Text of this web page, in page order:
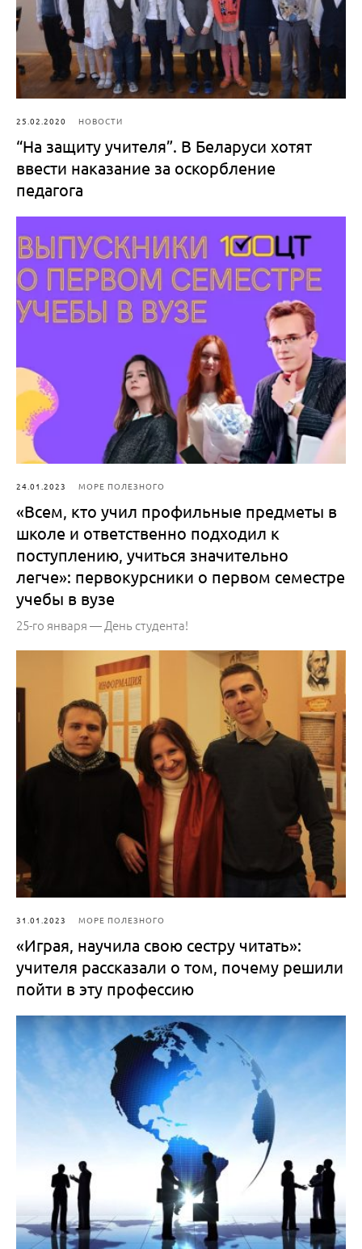
25.02.2020 НОВОСТИ
“На защиту учителя”. В Беларуси хотят
ввести наказание за оскорбление
педагога
24.01.2023 МОРЕ ПОЛЕЗНОГО
«Всем, кто учил профильные предметы в
школе и ответственно подходил к
поступлению, учиться значительно
легче»: первокурсники о первом семестре
учебы в вузе
25-го января — День студента!
31.01.2023 МОРЕ ПОЛЕЗНОГО
«Играя, научила свою сестру читать»:
учителя рассказали о том, почему решили
пойти в эту профессию